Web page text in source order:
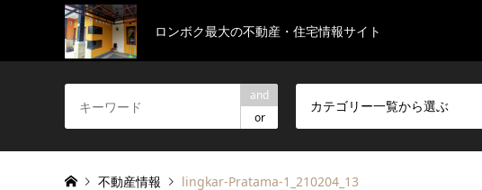
ロンボク最大の不動産・住宅情報サイト
and
or
カテゴリー一覧から選ぶ
不動産情報 lingkar-Pratama-1_210204_13